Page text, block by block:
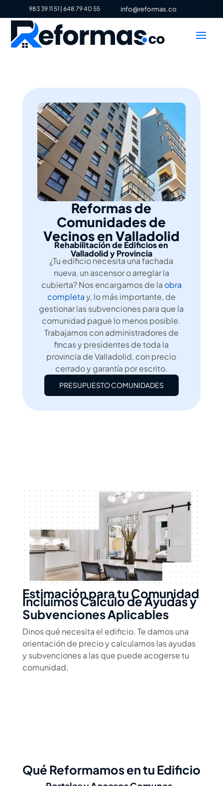
983 39 11 51| 648 79 40 55 info@reformas.co
Reformas de
Comunidades de
Vecinos en Valladolid
Rehabilitación de Edificios en
Valladolid y Provincia
¿Tu edificio necesita una fachada
nueva, un ascensor o arreglar la
cubierta? Nos encargamos de la obra
completay, lo más importante, de
gestionar las subvenciones para que la
comunidad pague lo menos posible.
Trabajamos con administradores de
fincas y presidentes de toda la
provincia de Valladolid, con precio
cerrado y garantía por escrito.
PRESUPUESTO COMUNIDADES
Estimación para tu Comunidad
Incluimos Cálculo de Ayudas y
Subvenciones Aplicables
Dinos qué necesita el edificio. Te damos una
orientación de precio y calculamos las ayudas
y subvenciones a las que puede acogerse tu
comunidad.
Qué Reformamos en tu Edificio